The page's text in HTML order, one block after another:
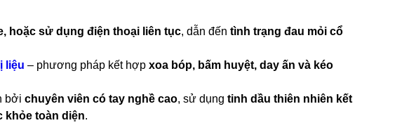
hoặc sử dụng điện thoại liên tục, dẫn đến tình trạng đau mỏi cổ
liệu – phương pháp kết hợp xoa bóp, bấm huyệt, day ấn và kéo
bởi chuyên viên có tay nghề cao, sử dụng tinh dầu thiên nhiên kết
khỏe toàn diện.